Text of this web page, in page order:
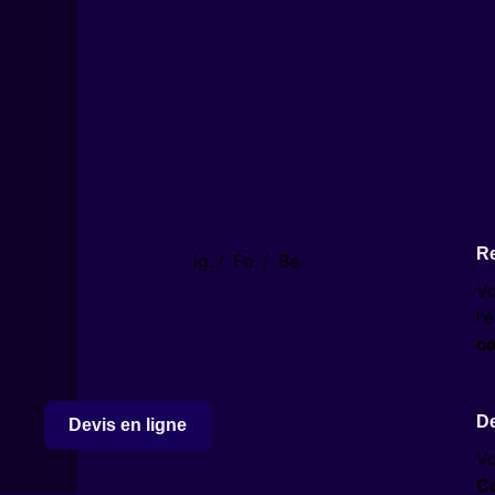
Devis en ligne
Ig. / Fb. / Be.